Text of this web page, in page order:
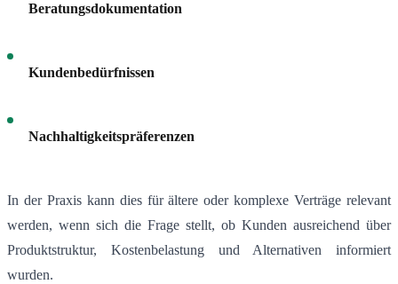
Beratungsdokumentation
Kundenbedürfnissen
Nachhaltigkeitspräferenzen
In der Praxis kann dies für ältere oder komplexe Verträge relevant
werden, wenn sich die Frage stellt, ob Kunden ausreichend über
Produktstruktur, Kostenbelastung und Alternativen informiert
wurden.